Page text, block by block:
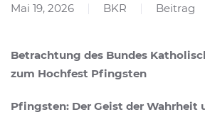
Mai 19, 2026 BKR Beitrag
Betrachtung des Bundes
zum Hochfest Pfingsten
Pfingsten: Der Geist der Wahrheit